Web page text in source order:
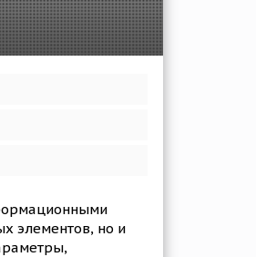
элементов, но и